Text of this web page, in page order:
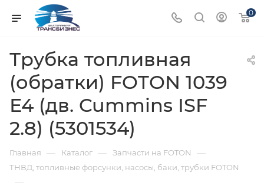
0
Трубка топливная
(обратки) FOTON 1039
Е4 (дв. Cummins ISF
2.8) (5301534)
Главная — Каталог — Запчасти на FOTON —
ТНВД, топливные форсунки, насосы, баки, трубки FOTON
—